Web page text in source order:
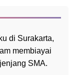
di Surakarta,
membiayai
SMA.